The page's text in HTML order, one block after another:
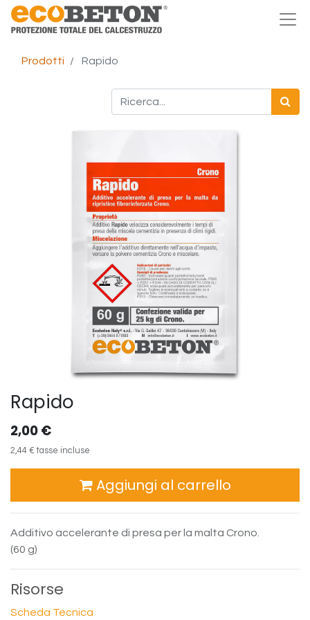
Prodotti Rapido
Rapido
2,00€
2,44 € tasse incluse
Aggiungi al carrello
Additivo accelerante di presa per la malta Crono.
(60 g)
Risorse
Scheda Tecnica